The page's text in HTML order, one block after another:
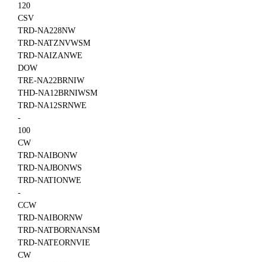
120
CSV
TRD-NA228NW
TRD-NATZNVWSM
TRD-NAIZANWE
DOW
TRE-NA22BRNIW
THD-NA12BRNIWSM
TRD-NA12SRNWE
-
100
CW
TRD-NAIBONW
TRD-NAJBONWS
TRD-NATIONWE
-
CCW
TRD-NAIBORNW
TRD-NATBORNANSM
TRD-NATEORNVIE
CW